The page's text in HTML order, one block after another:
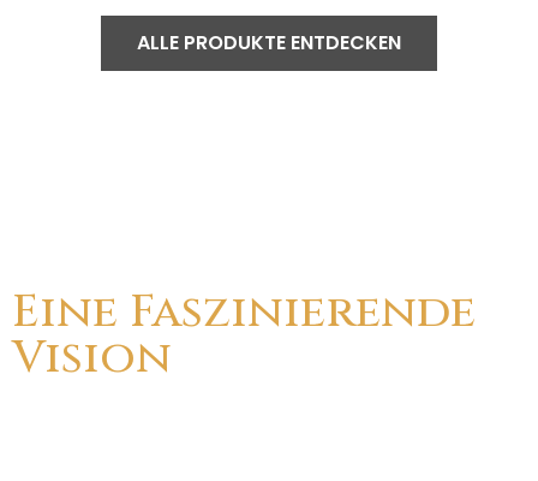
ALLE PRODUKTE ENTDECKEN
Eine Faszinierende
Vision